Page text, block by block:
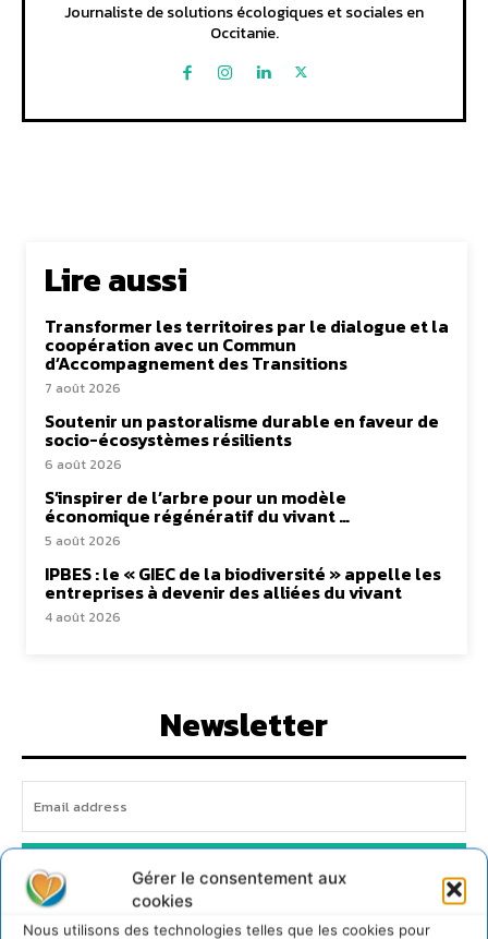
Gérer le consentement aux
cookies
Nous utilisons des technologies telles que les cookies pour
Journaliste de solutions écologiques et sociales en
Occitanie.
Lire aussi
Transformer les territoires par le dialogue et la
coopération avec un Commun
d’Accompagnement des Transitions
7 août 2026
Soutenir un pastoralisme durable en faveur de
socio-écosystèmes résilients
6 août 2026
S’inspirer de l’arbre pour un modèle
économique régénératif du vivant …
5 août 2026
IPBES : le « GIEC de la biodiversité » appelle les
entreprises à devenir des alliées du vivant
4 août 2026
Newsletter
JE M'ABONNE